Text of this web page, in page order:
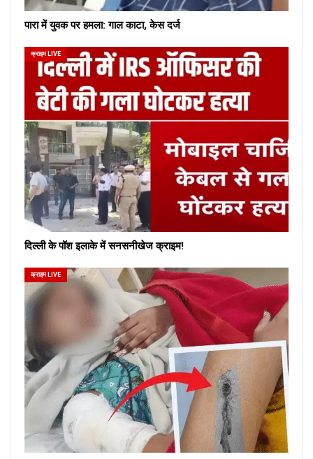
पारा में युवक पर हमला: गाल काटा, केस दर्ज
क्राइम LIVE
दिल्ली के पॉश इलाके में सनसनीखेज क्राइम!
क्राइम LIVE